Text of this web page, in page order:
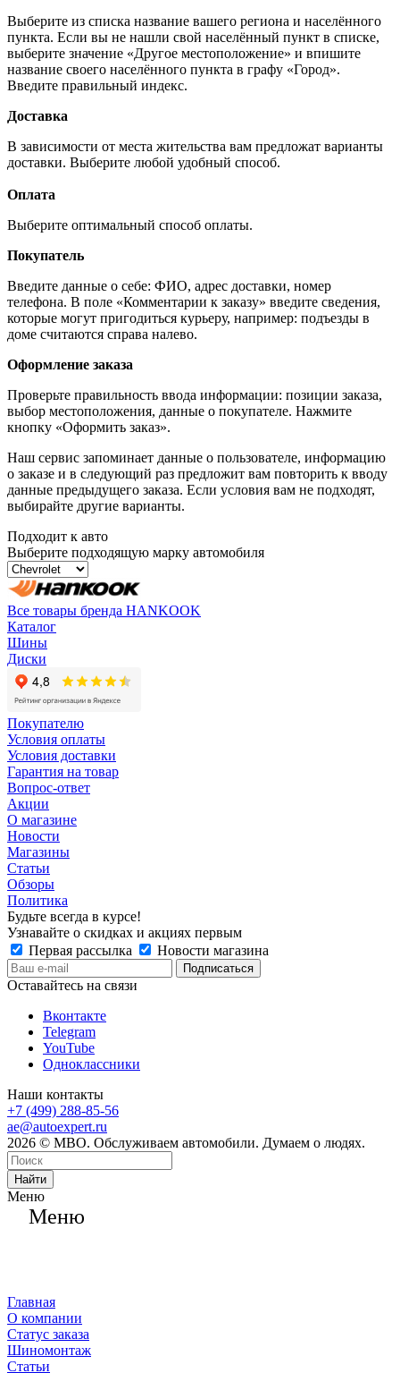
Выберите из списка название вашего региона и населённого
пункта. Если вы не нашли свой населённый пункт в списке,
выберите значение «Другое местоположение» и впишите
название своего населённого пункта в графу «Город».
Введите правильный индекс.
Доставка
В зависимости от места жительства вам предложат варианты
доставки. Выберите любой удобный способ.
Оплата
Выберите оптимальный способ оплаты.
Покупатель
Введите данные о себе: ФИО, адрес доставки, номер
телефона. В поле «Комментарии к заказу» введите сведения,
которые могут пригодиться курьеру, например: подъезды в
доме считаются справа налево.
Оформление заказа
Проверьте правильность ввода информации: позиции заказа,
выбор местоположения, данные о покупателе. Нажмите
кнопку «Оформить заказ».
Наш сервис запоминает данные о пользователе, информацию
о заказе и в следующий раз предложит вам повторить к вводу
данные предыдущего заказа. Если условия вам не подходят,
выбирайте другие варианты.
Подходит к авто
Выберите подходящую марку автомобиля
Все товары бренда HANKOOK
Каталог
Шины
Диски
Покупателю
Условия оплаты
Условия доставки
Гарантия на товар
Вопрос-ответ
Акции
О магазине
Новости
Магазины
Статьи
Обзоры
Политика
Будьте всегда в курсе!
Узнавайте о скидках и акциях первым
Первая рассылка
Новости магазина
Оставайтесь на связи
Вконтакте
Telegram
YouTube
Одноклассники
Наши контакты
+7 (499) 288-85-56
ae@autoexpert.ru
2026 © МВО. Обслуживаем автомобили. Думаем о людях.
Найти
Меню
Меню
Главная
О компании
Статус заказа
Шиномонтаж
Статьи